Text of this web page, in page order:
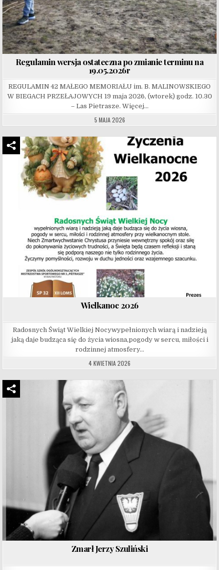
Regulamin wersja ostateczna po zmianie terminu na
19.05.2026r
REGULAMIN 42 MAŁEGO MEMORIAŁU im. B. MALINOWSKIEGO
W BIEGACH PRZEŁAJOWYCH 19 maja 2026, (wtorek) godz. 10.30
– Las Pietrasze. Więcej…
5 MAJA 2026
Wielkanoc 2026
Radosnych Świąt Wielkiej Nocywypełnionych wiarą i nadzieją
jaką daje budząca się do życia wiosna,pogody w sercu, miłości i
rodzinnej atmosfery…
4 KWIETNIA 2026
Zmarł Jerzy Szuliński